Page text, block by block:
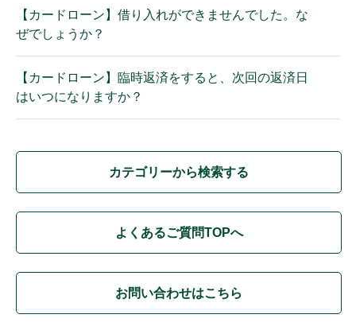
【カードローン】借り入れができませんでした。な
ぜでしょうか？
【カードローン】臨時返済をすると、次回の返済日
はいつになりますか？
カテゴリーから検索する
よくあるご質問TOPへ
お問い合わせはこちら